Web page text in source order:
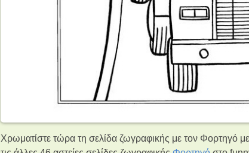
Χρωματίστε τώρα τη σελίδα ζωγραφικής με τον Φορτηγό